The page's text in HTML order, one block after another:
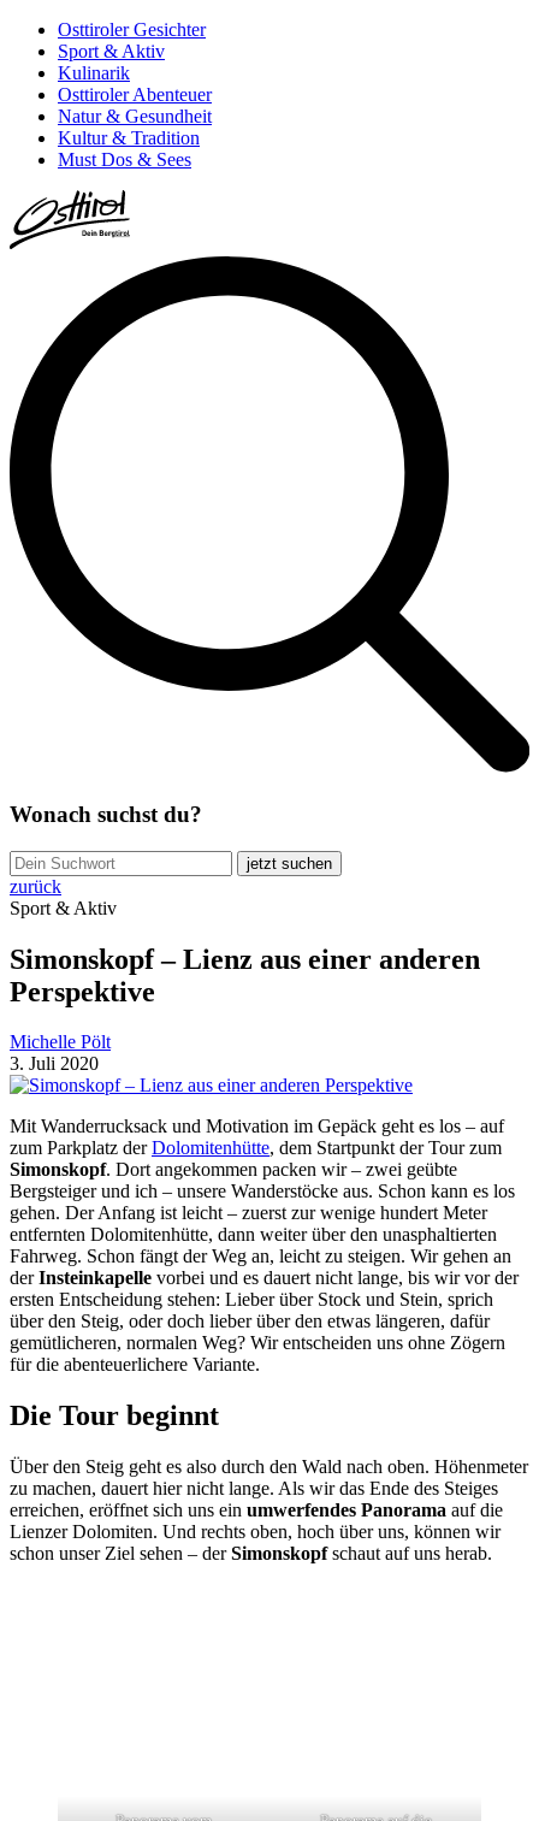
Osttiroler Gesichter
Sport & Aktiv
Kulinarik
Osttiroler Abenteuer
Natur & Gesundheit
Kultur & Tradition
Must Dos & Sees
Wonach suchst du?
jetzt suchen
zurück
Sport & Aktiv
Simonskopf – Lienz aus einer anderen
Perspektive
Michelle Pölt
3. Juli 2020
Mit Wanderrucksack und Motivation im Gepäck geht es los – auf
zum Parkplatz derDolomitenhütte, dem Startpunkt der Tour zum
Simonskopf. Dort angekommen packen wir – zwei geübte
Bergsteiger und ich – unsere Wanderstöcke aus. Schon kann es los
gehen. Der Anfang ist leicht – zuerst zur wenige hundert Meter
entfernten Dolomitenhütte, dann weiter über den unasphaltierten
Fahrweg. Schon fängt der Weg an, leicht zu steigen. Wir gehen an
derInsteinkapelle vorbei und es dauert nicht lange, bis wir vor der
ersten Entscheidung stehen: Lieber über Stock und Stein, sprich
über den Steig, oder doch lieber über den etwas längeren, dafür
gemütlicheren, normalen Weg? Wir entscheiden uns ohne Zögern
für die abenteuerlichere Variante.
Die Tour beginnt
Über den Steig geht es also durch den Wald nach oben. Höhenmeter
zu machen, dauert hier nicht lange. Als wir das Ende des Steiges
erreichen, eröffnet sich uns ein umwerfendes Panorama auf die
Lienzer Dolomiten. Und rechts oben, hoch über uns, können wir
schon unser Ziel sehen – derSimonskopfschaut auf uns herab.